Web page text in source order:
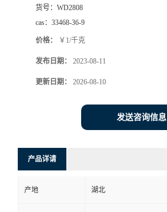
货号： WD2808
cas： 33468-36-9
价格： ￥1/千克
发布日期： 2023-08-11
更新日期： 2026-08-10
发送咨询信息
产品详请
产地 湖北